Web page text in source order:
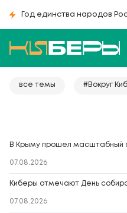
Год единства народов
все темы #Вокруг
В Крыму прошел масштабный
07.08.2026
Киберы отмечают День
07.08.2026